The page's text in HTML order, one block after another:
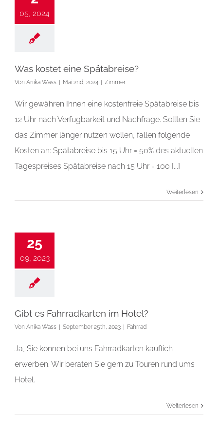
05, 2024
Was kostet eine Spätabreise?
Von Anika Wass Mai 2nd, 2024 Zimmer
Wir gewähren Ihnen eine kostenfreie Spätabreise bis
12 Uhr nach Verfügbarkeit und Nachfrage. Sollten Sie
das Zimmer länger nutzen wollen, fallen folgende
Kosten an: Spätabreise bis 15 Uhr = 50% des aktuellen
Tagespreises Spätabreise nach 15 Uhr = 100 [...]
Weiterlesen
25
09, 2023
Gibt es Fahrradkarten im Hotel?
Von Anika Wass September 25th, 2023 Fahrrad
Ja, Sie können bei uns Fahrradkarten käuflich
erwerben. Wir beraten Sie gern zu Touren rund ums
Hotel.
Weiterlesen